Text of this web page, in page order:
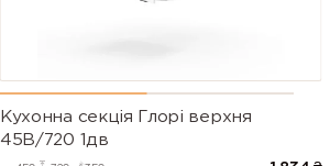
Кухонна секція Глорі верхня
45В/720 1дв